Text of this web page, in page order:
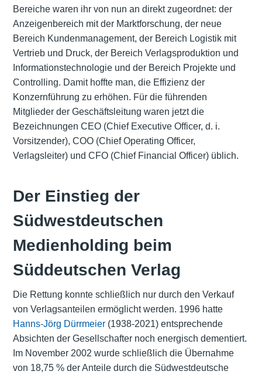
Bereiche waren ihr von nun an direkt zugeordnet: der
Anzeigenbereich mit der Marktforschung, der neue
Bereich Kundenmanagement, der Bereich Logistik mit
Vertrieb und Druck, der Bereich Verlagsproduktion und
Informationstechnologie und der Bereich Projekte und
Controlling. Damit hoffte man, die Effizienz der
Konzernführung zu erhöhen. Für die führenden
Mitglieder der Geschäftsleitung waren jetzt die
Bezeichnungen CEO (Chief Executive Officer, d. i.
Vorsitzender), COO (Chief Operating Officer,
Verlagsleiter) und CFO (Chief Financial Officer) üblich.
Der Einstieg der
Südwestdeutschen
Medienholding beim
Süddeutschen Verlag
Die Rettung konnte schließlich nur durch den Verkauf
von Verlagsanteilen ermöglicht werden. 1996 hatte
Hanns-Jörg Dürrmeier(1938-2021) entsprechende
Absichten der Gesellschafter noch energisch dementiert.
Im November 2002 wurde schließlich die Übernahme
von 18,75 % der Anteile durch die Südwestdeutsche